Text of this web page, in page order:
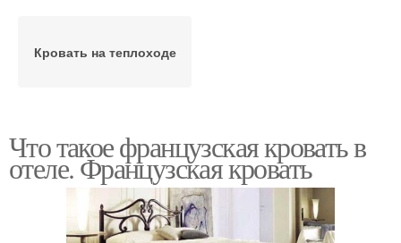
Кровать на теплоходе
Что такое французская кровать в
отеле. Французская кровать